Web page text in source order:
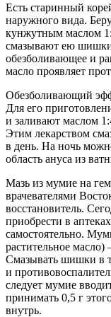
Есть старинный
наружного вида.
кунжутным маслом
смазывают ею
обезболивающее и
масло проявляет
Обезболивающий
Для его
и заливают маслом
Этим лекарством
в день. На ночь
область ануса из
Мазь из мумие на
врачевателями
восстановитель.
приобрести в
самостоятельно.
растительное
Смазывать шишки в
и
следует мумие
принимать 0,5 г
внутрь.